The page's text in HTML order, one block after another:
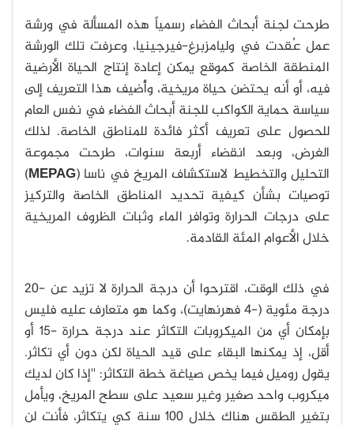
طرحت لجنة أبحاث الفضاء رسمياً هذه المسألة في ورشة
عمل عُقدت في وليامزبرغ-فيرجينيا، وعرفت تلك الورشة
المنطقة الخاصة كموقع يمكن إعادة إنتاج الحياة الأرضية
فيه، أو أنه يحتضن حياة مريخية، وأُضيف هذا التعريف إلى
سياسة حماية الكواكب للجنة أبحاث الفضاء في نفس العام
للحصول على تعريف أكثر فائدة للمناطق الخاصة. لذلك
الغرض، وبعد انقضاء أربعة سنوات، طرحت مجموعة
التحليل والتخطيط لاستكشاف المريخ في ناسا (MEPAG
)
توصيات بشأن كيفية تحديد المناطق الخاصة والتركيز
على درجات الحرارة وتوافر الماء وثبات الظروف المريخية
خلال الأعوام المئة القادمة.
في ذلك الوقت، اقترحوا أن درجة الحرارة لا تزيد عن -20
درجة مئوية (-4 فهرنهايت)، وكما هو متعارف عليه فليس
بإمكان أي من الميكروبات التكاثر عند درجة حرارة -15 أو
أقل، إذ يمكنها البقاء على قيد الحياة لكن دون أي تكاثر.
يقول روميل فيما يخص صياغة خطة التكاثر: ''إذا كان لديك
ميكروب واحد صغير وغير سعيد على سطح المريخ، ويأمل
بتغير الطقس هناك خلال 100 سنة كي يتكاثر، فأنت لن